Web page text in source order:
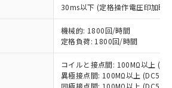
30ms以下 (定格操作電圧印加時
機械的: 1800回/時間
定格負荷: 1800回/時間
コイルと接点間: 100MΩ以上
異極接点間: 100MΩ以上
同極接点間: 100MΩ以上
提供させていただくもので
御機器事業取扱商品の中には、
ビスの対象外となる商品もある
況および標準価格照会結果は、
ている更新日時点での社内デー
イセンス料など無形物で、有
関係のない商品です。
情により、非含有部品として
含有品と判明した場合などや
することがあります。
質材料含有率が中国RoHSの
あることを示します。
均質材料含有率が中国RoHSの
ていることを示します。
認です。当社販売部門へお問
、これら貴社製品のうち、外国
よび外国貿易法に定める商品
｢規制貨物等」という）を輸出